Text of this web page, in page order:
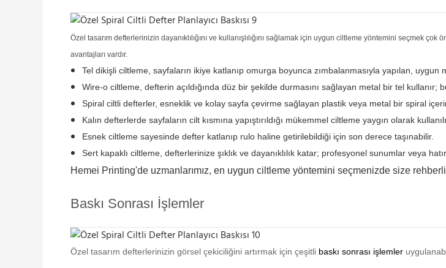
Özel tasarım defterlerinizin dayanıklılığını ve kullanışlılığını sağlamak için uygun ciltleme yöntemini seçmek
avantajları vardır.
Tel dikişli ciltleme, sayfaların ikiye katlanıp omurga boyunca zımbalanmasıyla yapılan, uygun
Wire-o ciltleme, defterin açıldığında düz bir şekilde durmasını sağlayan metal bir tel
Spiral ciltli defterler, esneklik ve kolay sayfa çevirme sağlayan plastik veya metal bir spiral
Kalın defterlerde sayfaların cilt kısmına yapıştırıldığı mükemmel ciltleme yaygın olarak
Esnek ciltleme sayesinde defter katlanıp rulo haline getirilebildiği için son derece taşınabilir.
Sert kapaklı ciltleme, defterlerinize şıklık ve dayanıklılık katar; profesyonel sunumlar veya
Hemei Printing'de uzmanlarımız, en uygun ciltleme yöntemini seçmenizde size
Baskı Sonrası İşlemler
Özel tasarım defterlerinizin görsel çekiciliğini artırmak için çeşitli baskı sonrası işlemler